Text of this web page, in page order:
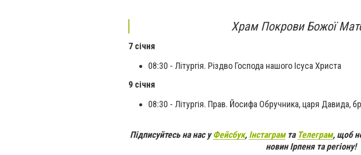
Храм Покрови Божої
7 січня
08:30 - Літургія. Різдво Господа нашого Ісуса Христа
9 січня
08:30 - Літургія. Прав. Йосифа Обручника, царя Давида,
Підписуйтесь на нас уФейсбук, Інстаграмта Телеграм, щоб
новин Ірпеня та регіону!